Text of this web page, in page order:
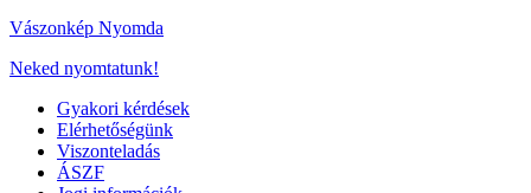
Vászonkép Nyomda
Neked nyomtatunk!
Gyakori kérdések
Elérhetőségünk
Viszonteladás
ÁSZF